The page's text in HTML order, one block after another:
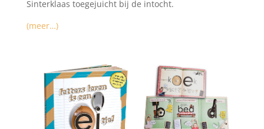
Sinterklaas toegejuicht bij de intocht.
(meer…)